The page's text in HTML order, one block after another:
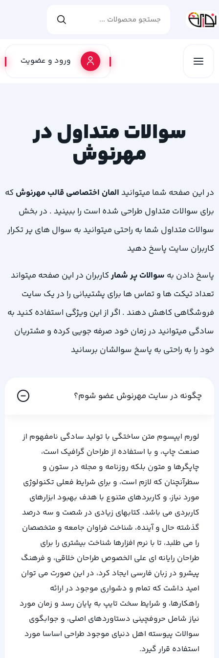
ورود و عضویت
سوالات متداول در
مهرنوش
در این صفحه شما میتوانید المان اختصاصی قالب مهرنوش که
برای سوالات متداول طراحی شده است را ببینید . در بخش
سوالات متداول شما به راحتی میتوانید به سوال های پر تکرار
کاربران سایت پاسخ دهید
پاسخ دادن به سوالات پر شمارکاربران در این صفحه میتواند
تعداد تیکت ها و تماس ها برای پشتیبانی را در یک سایت
فروشگاهی کاهش دهند . اگر از این ویژگی استفاده کنید به
سادگی میتوانید در زمان خود صرفه جویی کرده و مشتریان
خود را به راحتی به پاسخ سوالشان برسانید
چگونه در سایت مهرنوش عضو شوم؟
لورم ایپسوم متن ساختگی با تولید سادگی نامفهوم از
صنعت چاپ، و با استفاده از طراحان گرافیک است،
چاپگرها و متون بلکه روزنامه و مجله در ستون و
سطرآنچنان که لازم است، و برای شرایط فعلی تکنولوژی
مورد نیاز، و کاربردهای متنوع با هدف بهبود ابزارهای
کاربردی می باشد، کتابهای زیادی در شصت و سه درصد
گذشته حال و آینده، شناخت فراوان جامعه و متخصصان
را می طلبد، تا با نرم افزارها شناخت بیشتری را برای
طراحان رایانه ای علی الخصوص طراحان خلاقی، و فرهنگ
پیشرو در زبان فارسی ایجاد کرد، در این صورت می توان
امید داشت که تمام و دشواری موجود در ارائه
راهکارها، و شرایط سخت تایپ به پایان رسد و زمان مورد
نیاز شامل حروفچینی دستاوردهای اصلی، و جوابگوی
سوالات پیوسته اهل دنیای موجود طراحی اساسا مورد
استفاده قرار گیرد.